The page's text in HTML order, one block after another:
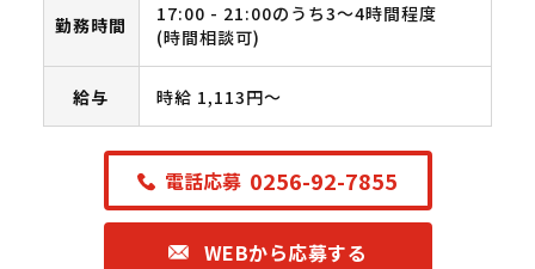
勤務時間
17:00 - 21:00のうち3～4時間程度
(時間相談可)
給与 時給 1,113円〜
電話応募 0256-92-7855
WEBから応募する